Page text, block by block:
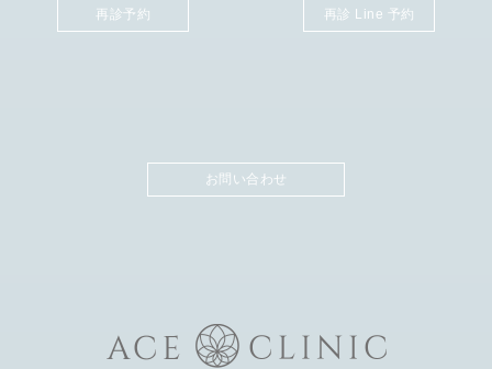
再診予約 再診 Line 予約
お問い合わせ